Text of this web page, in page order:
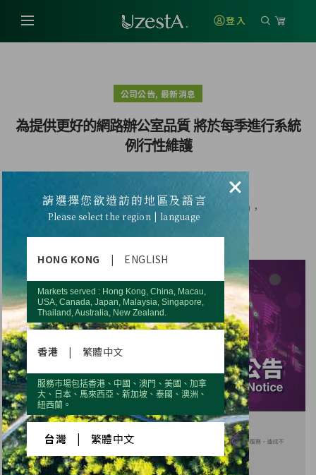
登入
公司公告, 最新消息
為提供更好的網路辦公室品質 將於每季進行系統
例行性維護
系統維護時間：2024年12月19日(四)上午8:00-10:00，
相關訊息請參考下方說明
×
請選擇您欲造訪的地區及語言
Please select the region | language
HONG KONG | ENGLISH
Markets served : Hong Kong, China, Macau,
USA, Canada, Japan, Malaysia, Singapore,
Thailand, Australia, New Zealand.
香港 | 繁體中文
服務市場包括香港、中國、澳門、美國、加拿
大、日本、馬來西亞、新加坡、泰國、澳洲、
紐西蘭。
台灣 繁體中文